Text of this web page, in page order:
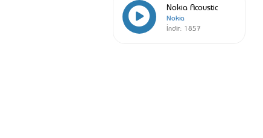
Nokia Acoustic
Nokia
İndir: 1857